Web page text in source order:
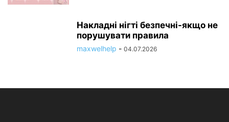
Накладні нігті безпечні-якщо не
порушувати правила
maxwelhelp - 04.07.2026